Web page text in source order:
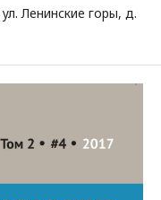
Ленинские горы, д.